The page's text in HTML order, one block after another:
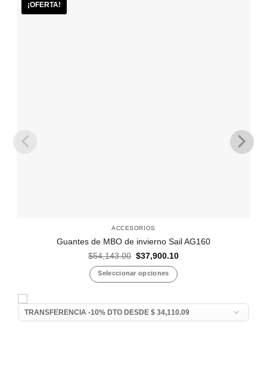
¡OFERTA!
ACCESORIOS
Guantes de MBO de invierno Sail AG160
$54,143.00 El
precio
original
era:
$37,900.10El
Seleccionar opciones
tiene